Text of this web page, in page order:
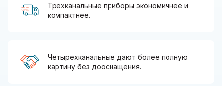
Трехканальные приборы экономичнее и
компактнее.
Четырехканальные дают более полную
картину без дооснащения.